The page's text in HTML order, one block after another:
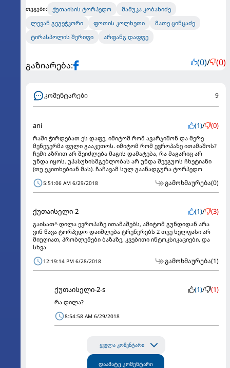
თეგები: ქუთაისის ტორპედო
მამუკა კობახიძე
ლევან გეგეჭკორი
ფოთის კოლხეთი
მათე ცინცაძე
ტირასპოლის შერიფი
არფანგ დაფფე
გაზიარება: (0)/ (0)
კომენტარები 9
ani (1)/ (0)
რაში ჭირდებათ ეს დაფე, იმიტომ რომ ავარჯიშონ და მერე
მენეჯერმა ფული გააკეთოს. იმიტომ რომ ევროპაზე ითამაშოს?
ჩემი აზრით არ შეიძლება მაგის დამატება, რა მაგარიც არ
უნდა იყოს. უპასუხისმგებლობას არ უნდა შეეგუოს ჩხეტიანი
(თუ ეკითხებიან მას). ჩაჩავამ სულ გაანადგურა ტორპედო
5:51:06 AM 6/29/2018 გამოხმაურება(0)
ქუთაისელი-2 (1)/ (3)
გაისათ^ დილა ევროპაზე ითამაშებს, ამიტომ გუნდიდან არა
ვინ წავა ტორპედო დაიშლება ტრენერებს 2 თვე ხელფასი არ
მიუღიათ, პრობლემები ბაზაზე, კვებითი ინტოკსიკაციები, და
სხვა
12:19:14 PM 6/28/2018 გამოხმაურება(1)
ქუთაისელი-2-s (1)/ (1)
რა დილა?
8:54:58 AM 6/29/2018
ყველა კომენტარი
დაამატე კომენტარი